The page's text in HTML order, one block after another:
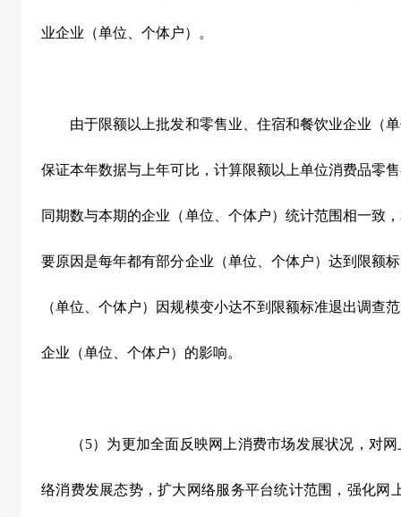
业企业（单位、个体户）。
由于限额以上批发和零售业、住宿和餐饮业企业（单
保证本年数据与上年可比，计算限额以上单位消费品零
同期数与本期的企业（单位、个体户）统计范围相一致
要原因是每年都有部分企业（单位、个体户）达到限额
（单位、个体户）因规模变小达不到限额标准退出调查
企业（单位、个体户）的影响。
（5）为更加全面反映网上消费市场发展状况，对
络消费发展态势，扩大网络服务平台统计范围，强化网